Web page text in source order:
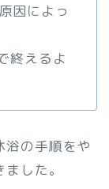
因によっ
終えるよ
浴の手順をや
した。